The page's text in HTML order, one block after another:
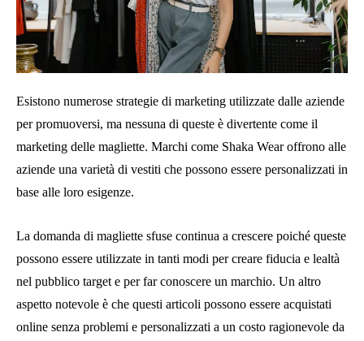
Esistono numerose strategie di marketing utilizzate dalle aziende
per promuoversi, ma nessuna di queste è divertente come il
marketing delle magliette. Marchi come Shaka Wear offrono alle
aziende una varietà di vestiti che possono essere personalizzati in
base alle loro esigenze.
La domanda di magliette sfuse continua a crescere poiché queste
possono essere utilizzate in tanti modi per creare fiducia e lealtà
nel pubblico target e per far conoscere un marchio. Un altro
aspetto notevole è che questi articoli possono essere acquistati
online senza problemi e personalizzati a un costo ragionevole da